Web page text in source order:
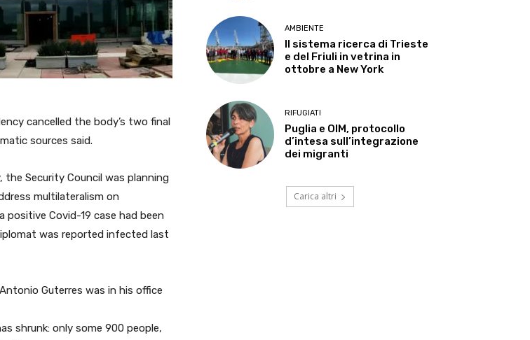
cancelled the body’s two final
sources said.
Security Council was planning
multilateralism on
positive Covid-19 case had been
was reported infected last
Guterres was in his office
shrunk: only some 900 people,
AMBIENTE
Il sistema ricerca di Trieste
e del Friuli in vetrina in
ottobre a New York
RIFUGIATI
Puglia e OIM, protocollo
d’intesa sull’integrazione
dei migranti
Carica altri